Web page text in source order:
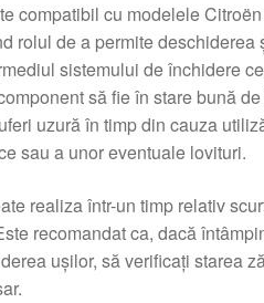
compatibil cu modelele
rolul de a permite deschiderea
sistemului de închidere
să fie în stare bună
uzură în timp din cauza
sau a unor eventuale lovituri.
realiza într-un timp relativ
recomandat ca, dacă
ușilor, să verificați starea